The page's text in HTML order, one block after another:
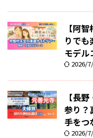
【阿
りで
モデル
2026/
【長
参り？
手をつ
2026/